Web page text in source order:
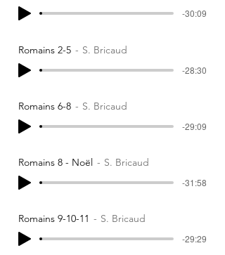
-30:09
Romains 2-5 S. Bricaud
-28:30
Romains 6-8 S. Bricaud
-29:09
Romains 8 - Noël S. Bricaud
-31:58
Romains 9-10-11 S. Bricaud
-29:29